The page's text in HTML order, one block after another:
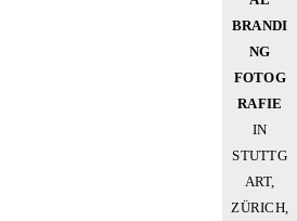
BRANDI
NG
FOTOG
RAFIE
IN
STUTTG
ART,
ZÜRICH,